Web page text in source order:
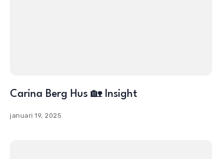
Carina Berg Hus 🏡 Insight
januari 19, 2025